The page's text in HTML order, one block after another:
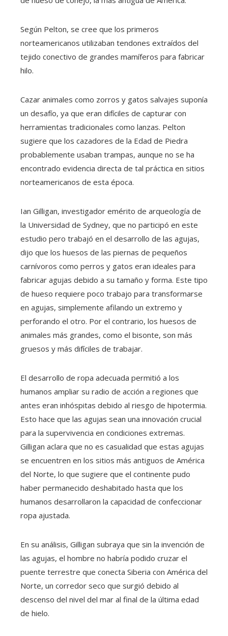
Según Pelton, se cree que los primeros
norteamericanos utilizaban tendones extraídos del
tejido conectivo de grandes mamíferos para fabricar
hilo.
Cazar animales como zorros y gatos salvajes suponía
un desafío, ya que eran difíciles de capturar con
herramientas tradicionales como lanzas. Pelton
sugiere que los cazadores de la Edad de Piedra
probablemente usaban trampas, aunque no se ha
encontrado evidencia directa de tal práctica en sitios
norteamericanos de esta época.
Ian Gilligan, investigador emérito de arqueología de
la Universidad de Sydney, que no participó en este
estudio pero trabajó en el desarrollo de las agujas,
dijo que los huesos de las piernas de pequeños
carnívoros como perros y gatos eran ideales para
fabricar agujas debido a su tamaño y forma. Este tipo
de hueso requiere poco trabajo para transformarse
en agujas, simplemente afilando un extremo y
perforando el otro. Por el contrario, los huesos de
animales más grandes, como el bisonte, son más
gruesos y más difíciles de trabajar.
El desarrollo de ropa adecuada permitió a los
humanos ampliar su radio de acción a regiones que
antes eran inhóspitas debido al riesgo de hipotermia.
Esto hace que las agujas sean una innovación crucial
para la supervivencia en condiciones extremas.
Gilligan aclara que no es casualidad que estas agujas
se encuentren en los sitios más antiguos de América
del Norte, lo que sugiere que el continente pudo
haber permanecido deshabitado hasta que los
humanos desarrollaron la capacidad de confeccionar
ropa ajustada.
En su análisis, Gilligan subraya que sin la invención de
las agujas, el hombre no habría podido cruzar el
puente terrestre que conecta Siberia con América del
Norte, un corredor seco que surgió debido al
descenso del nivel del mar al final de la última edad
de hielo.